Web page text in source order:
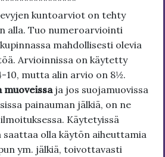
kuntoarviot on tehty
alla. Tuo numeroarviointi
mahdollisesti olevia
Arvioinnissa on käytetty
10, mutta alin arvio on 8½.
muoveissa ja jos suojamuovissa
painauman jälkiä, on ne
Käytetyissä
saattaa olla käytön aiheuttamia
ym. jälkiä, toivottavasti